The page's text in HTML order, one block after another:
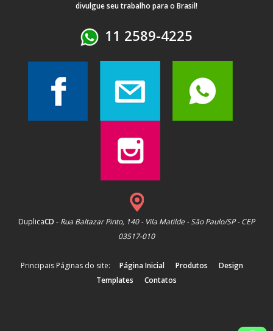
divulgue seu trabalho para o Brasil!
11 2589-4225
DuplicaCD - Rua Baltazar Pinto, 140 - Vila Matilde - São Paulo/SP - CEP
03517-010
Principais Páginas do site: Página Inicial Produtos
Design
Templates
Contatos